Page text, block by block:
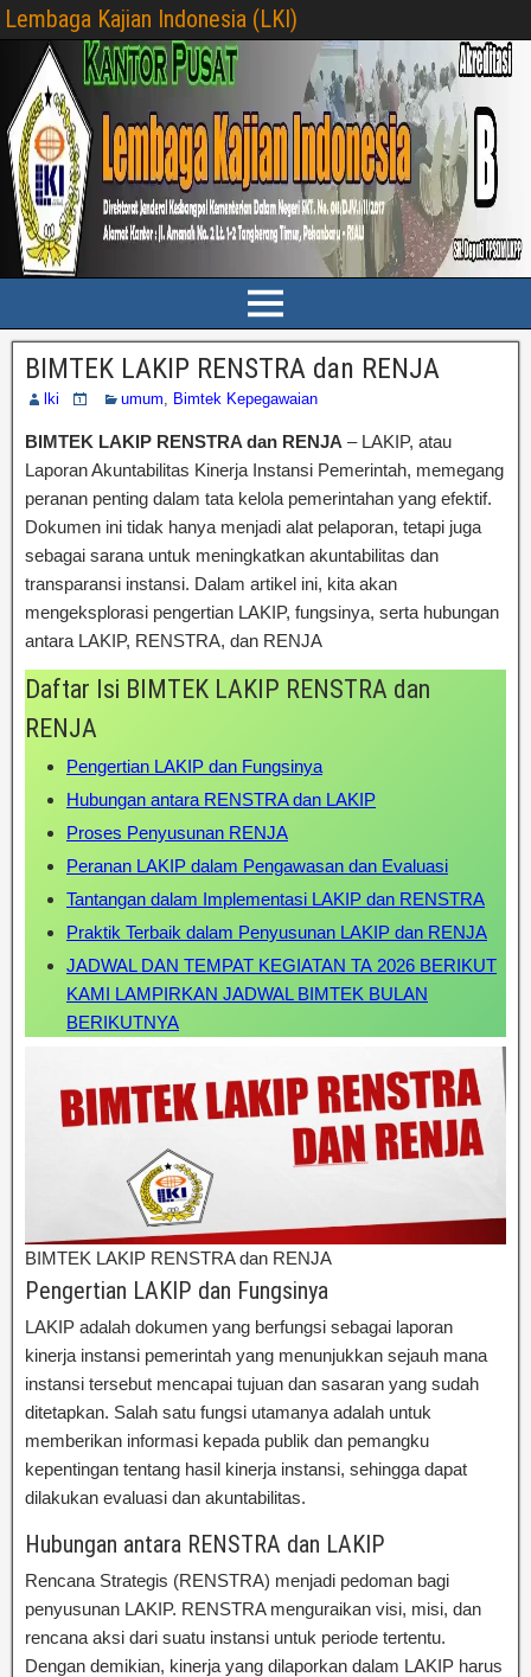
Lembaga Kajian Indonesia (LKI)
BIMTEK LAKIP RENSTRA dan RENJA
lki umum, Bimtek Kepegawaian
BIMTEK LAKIP RENSTRA dan RENJA – LAKIP, atau
Laporan Akuntabilitas Kinerja Instansi Pemerintah, memegang
peranan penting dalam tata kelola pemerintahan yang efektif.
Dokumen ini tidak hanya menjadi alat pelaporan, tetapi juga
sebagai sarana untuk meningkatkan akuntabilitas dan
transparansi instansi. Dalam artikel ini, kita akan
mengeksplorasi pengertian LAKIP, fungsinya, serta hubungan
antara LAKIP, RENSTRA, dan RENJA
Daftar Isi BIMTEK LAKIP RENSTRA dan
RENJA
Pengertian LAKIP dan Fungsinya
Hubungan antara RENSTRA dan LAKIP
Proses Penyusunan RENJA
Peranan LAKIP dalam Pengawasan dan Evaluasi
Tantangan dalam Implementasi LAKIP dan RENSTRA
Praktik Terbaik dalam Penyusunan LAKIP dan RENJA
JADWAL DAN TEMPAT KEGIATAN TA 2026 BERIKUT
KAMI LAMPIRKAN JADWAL BIMTEK BULAN
BERIKUTNYA
BIMTEK LAKIP RENSTRA dan RENJA
Pengertian LAKIP dan Fungsinya
LAKIP adalah dokumen yang berfungsi sebagai laporan
kinerja instansi pemerintah yang menunjukkan sejauh mana
instansi tersebut mencapai tujuan dan sasaran yang sudah
ditetapkan. Salah satu fungsi utamanya adalah untuk
memberikan informasi kepada publik dan pemangku
kepentingan tentang hasil kinerja instansi, sehingga dapat
dilakukan evaluasi dan akuntabilitas.
Hubungan antara RENSTRA dan LAKIP
Rencana Strategis (RENSTRA) menjadi pedoman bagi
penyusunan LAKIP. RENSTRA menguraikan visi, misi, dan
rencana aksi dari suatu instansi untuk periode tertentu.
Dengan demikian, kinerja yang dilaporkan dalam LAKIP harus